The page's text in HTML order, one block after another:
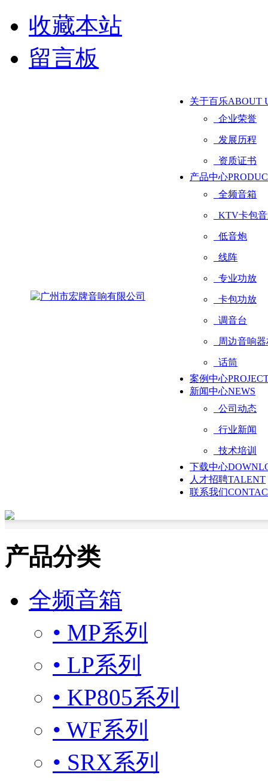
收藏本站
留言板
关于百乐ABOUT
企业荣誉
发展历程
资质证书
产品中心
全频音箱
KTV卡包
低音炮
线阵
专业功放
卡包功放
调音台
周边音响器
话筒
案例中心
新闻中心NEWS
公司动态
行业新闻
技术培训
下载中心
人才招聘TALENT
联系我们
产品分类
全频音箱
• MP系列
• LP系列
• KP805系列
• WF系列
• SRX系列